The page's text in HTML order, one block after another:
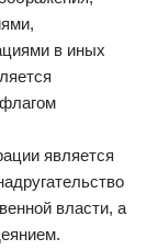
в иных
является
власти, а